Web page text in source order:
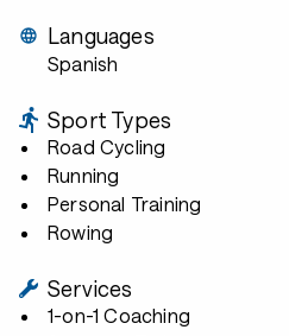
Languages
Spanish
Sport Types
Road Cycling
Running
Personal Training
Rowing
Services
1-on-1 Coaching